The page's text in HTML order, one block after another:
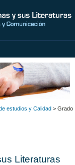
estudios y Calidad > Grado
Literaturas